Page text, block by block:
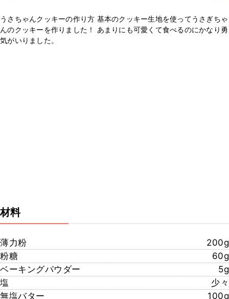
うさちゃんクッキーの作り方 基本のクッキー生地を使ってうさぎちゃ
んのクッキーを作りました！ あまりにも可愛くて食べるのにかなり勇
気がいりました。
材料
薄力粉
200g
粉糖
60g
ベーキングパウダー
5g
塩
少々
無塩バター
100g